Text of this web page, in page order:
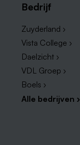
Bedrijf
Zuyderland ›
Vista College ›
Daelzicht ›
VDL Groep ›
Boels ›
Alle bedrijven ›